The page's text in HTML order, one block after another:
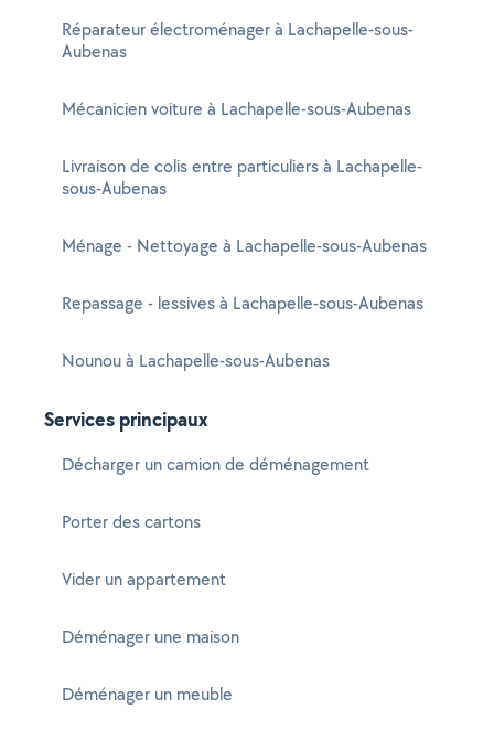
Réparateur électroménager à Lachapelle-sous-
Aubenas
Mécanicien voiture à Lachapelle-sous-Aubenas
Livraison de colis entre particuliers à Lachapelle-
sous-Aubenas
Ménage - Nettoyage à Lachapelle-sous-Aubenas
Repassage - lessives à Lachapelle-sous-Aubenas
Nounou à Lachapelle-sous-Aubenas
Services principaux
Décharger un camion de déménagement
Porter des cartons
Vider un appartement
Déménager une maison
Déménager un meuble